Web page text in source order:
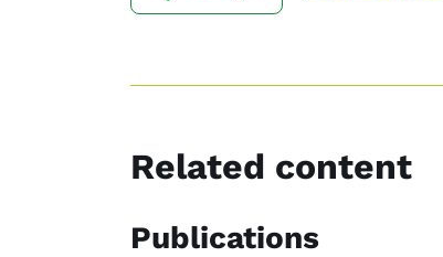
Related content
Publications